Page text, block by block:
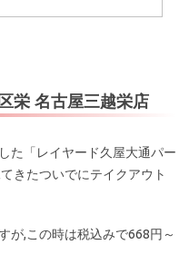
栄 名古屋三越栄店
た「レイヤード久屋大通パー
きたついでにテイクアウト
が,この時は税込みで668円～